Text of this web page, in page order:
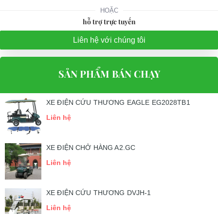
Xe điện chở hàng 2 chỗ LT-A2.H2 dùng để chở khách và các dụng
cụ của khách di chuyển trong khu vực nội địa nên đây là dòng xe
phù hợp với những mô hình kinh doanh như sân golf, khu resot,
khu du lịch,…
Bên cạnh đó, xe điện này rất linh hoạt vẫn có thể đáp ứng được
hóa. Vì đây là dòng xe vừa có thể chở người vừa có thể chở hàng
hóa.
3. Cấu tạo của XE ĐIỆN SÂN GOLF LVTONG_A2.H2
Xe điện chở hàng 2 chỗ LT-A2.H2 hiện đang được dùng rất phổ
biến trên thị trường vì những công dụng của nó mang lại. Không
chỉ nổi bật với thiết kế tinh xảo bắt mắt người dùng mà động cơ
bên trong cũng đảm bảo chất lượng tuyệt đối đem lại sự an tâm
của khách hàng về sản phẩm.
HOẶC
hỗ trợ trực tuyến
Liên hệ với chúng tôi
SẢN PHẨM BÁN CHẠY
XE ĐIỆN CỨU THƯƠNG EAGLE EG2028TB1
Liên hệ
XE ĐIỆN CHỞ HÀNG A2.GC
Liên hệ
XE ĐIỆN CỨU THƯƠNG DVJH-1
Liên hệ